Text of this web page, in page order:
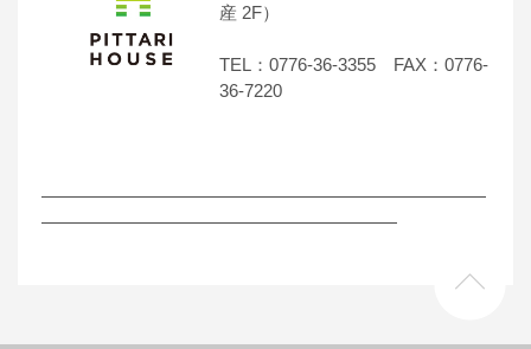
産 2F）
TEL：0776-36-3355 FAX：0776-
36-7220
―――――――――――――――――――――――――
――――――――――――――――――――